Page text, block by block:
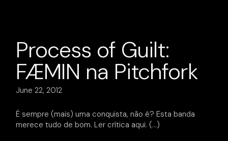
Process of Guilt:
FÆMIN na Pitchfork
June 22, 2012
É sempre (mais) uma conquista, não é? Esta banda
merece tudo de bom. Ler crítica aqui.